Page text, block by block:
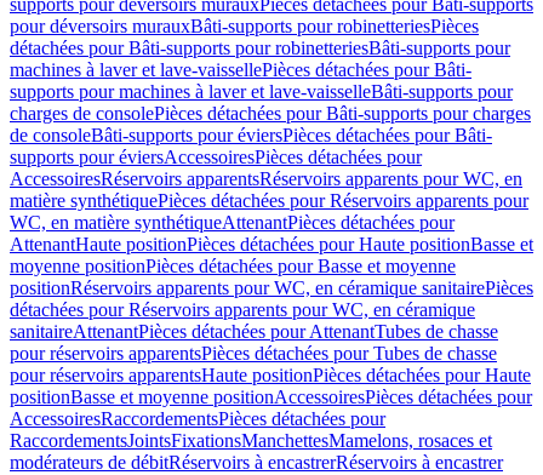
supports pour déversoirs murauxPièces détachées pour Bâti-supports
pour déversoirs murauxBâti-supports pour robinetteriesPièces
détachées pour Bâti-supports pour robinetteriesBâti-supports pour
machines à laver et lave-vaissellePièces détachées pour Bâti-
supports pour machines à laver et lave-vaisselleBâti-supports pour
charges de consolePièces détachées pour Bâti-supports pour charges
de consoleBâti-supports pour éviersPièces détachées pour Bâti-
supports pour éviersAccessoiresPièces détachées pour
AccessoiresRéservoirs apparentsRéservoirs apparents pour WC, en
matière synthétiquePièces détachées pour Réservoirs apparents pour
WC, en matière synthétiqueAttenantPièces détachées pour
AttenantHaute positionPièces détachées pour Haute positionBasse et
moyenne positionPièces détachées pour Basse et moyenne
positionRéservoirs apparents pour WC, en céramique sanitairePièces
détachées pour Réservoirs apparents pour WC, en céramique
sanitaireAttenantPièces détachées pour AttenantTubes de chasse
pour réservoirs apparentsPièces détachées pour Tubes de chasse
pour réservoirs apparentsHaute positionPièces détachées pour Haute
positionBasse et moyenne positionAccessoiresPièces détachées pour
AccessoiresRaccordementsPièces détachées pour
RaccordementsJointsFixationsManchettesMamelons, rosaces et
modérateurs de débitRéservoirs à encastrerRéservoirs à encastrer